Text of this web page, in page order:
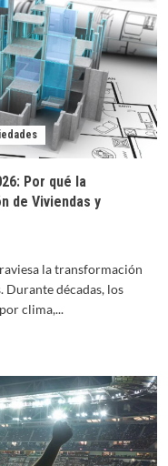
Por qué la
de Viviendas y
la transformación
Durante décadas, los
clima,...